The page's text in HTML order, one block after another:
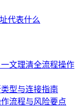
代表什么
文理清全流程操作
型与连接指南
流程与风险要点